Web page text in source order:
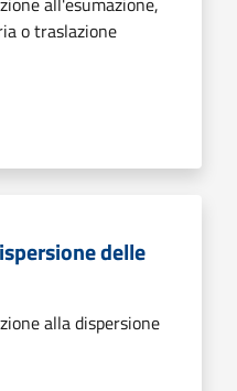
o traslazione
delle
alla dispersione